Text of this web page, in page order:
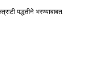
पद्धतीने भरण्याबाबत.